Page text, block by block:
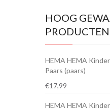
HOOG
PRODUCTEN
HEMA HEMA
Paars (paars)
€17,99
HEMA HEMA